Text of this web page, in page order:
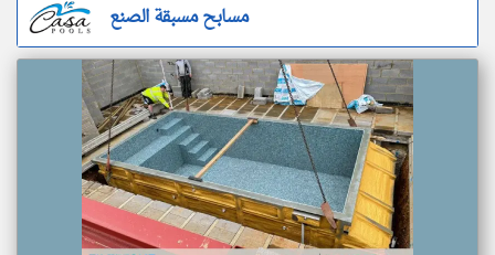
مسابح مسبقة الصنع